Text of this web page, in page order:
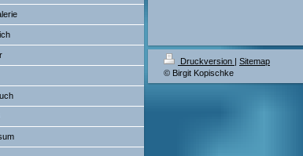
Druckversion | Sitemap
© Birgit Kopischke